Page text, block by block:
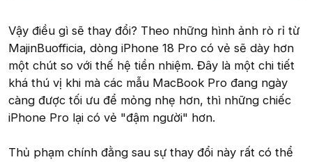
Vậy điều gì sẽ thay đổi? Theo những hình ảnh rò rỉ từ
MajinBuofficia, dòng iPhone 18 Pro có vẻ sẽ dày hơn
một chút so với thế hệ tiền nhiệm. Đây là một chi tiết
khá thú vị khi mà các mẫu MacBook Pro đang ngày
càng được tối ưu để mỏng nhẹ hơn, thì những chiếc
iPhone Pro lại có vẻ "đậm người" hơn.
Thủ phạm chính đằng sau sự thay đổi này rất có thể